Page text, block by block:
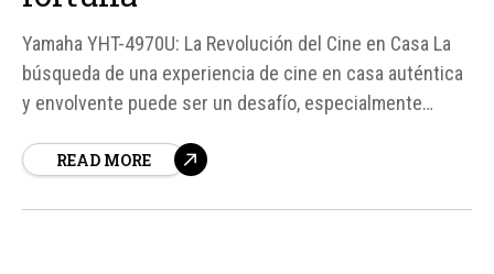
Yamaha YHT-4970U: La Revolución del Cine en Casa La
búsqueda de una experiencia de cine en casa auténtica
y envolvente puede ser un desafío, especialmente
Yamaha, un líder en la industria del sonido, ha lanzado el
READ MORE